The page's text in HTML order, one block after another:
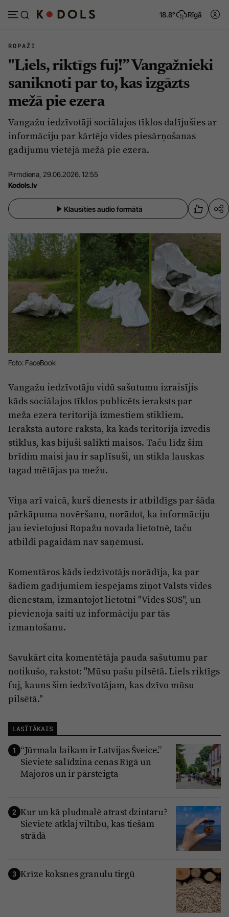
18.8° Rīgā
Abonēt Pieslēgties
Ziņas
Politika
Pašvaldības
Veselība
Ģimene
Vide
Sports
Drošība
Viedokļi
Sarunas
Pasākumi
Pierīga
Ādaži
Ķekava
Mārupe
Ropaži
Salaspils
Saulkrasti
Sigulda
Jūrmala
Projekti
Mediju atbalsta fonds
Zivju fonds
Vide
Kodols
Kontakti
Reklāma
Privātuma politika
Ētikas kodekss
Lietošanas noteikumi
Sludinājumi
ROPAŽI
"Liels, riktīgs fuj!” Vangažnieki
saniknoti par to, kas izgāzts
mežā pie ezera
Vangažu iedzīvotāji sociālajos tīklos dalījušies ar
informāciju par kārtējo vides piesārņošanas
gadījumu vietējā mežā pie ezera.
Pirmdiena, 29.06.2026. 12:55
Kodols.lv
Klausīties audio formātā
Foto: FaceBook
Vangažu iedzīvotāju vidū sašutumu izraisījis
kāds sociālajos tīklos publicēts ieraksts par
meža ezera teritorijā izmestiem stikliem.
Ieraksta autore raksta, ka kāds teritorijā izvedis
stiklus, kas bijuši salikti maisos. Taču līdz šim
brīdim maisi jau ir saplīsuši, un stikla lauskas
tagad mētājas pa mežu.
Viņa arī vaicā, kurš dienests ir atbildīgs par šāda
pārkāpuma novēršanu, norādot, ka informāciju
jau ievietojusi Ropažu novada lietotnē, taču
atbildi pagaidām nav saņēmusi.
Komentāros kāds iedzīvotājs norādīja, ka par
šādiem gadījumiem iespējams ziņot Valsts vides
dienestam, izmantojot lietotni "Vides SOS", un
pievienoja saiti uz informāciju par tās
izmantošanu.
Savukārt cita komentētāja pauda sašutumu par
notikušo, rakstot: "Mūsu pašu pilsētā. Liels riktīgs
fuj, kauns šim iedzīvotājam, kas dzīvo mūsu
pilsētā."
LASĪTĀKAIS
1 “Jūrmala laikam ir Latvijas Šveice.”
Sieviete salīdzina cenas Rīgā un
Majoros un ir pārsteigta
2 Kur un kā pludmalē atrast dzintaru?
Sieviete atklāj viltību, kas tiešām
strādā
3 Krīze koksnes granulu tirgū